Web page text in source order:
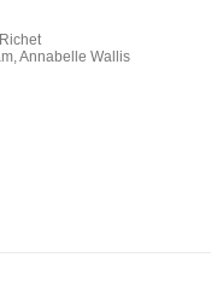
Annabelle Wallis